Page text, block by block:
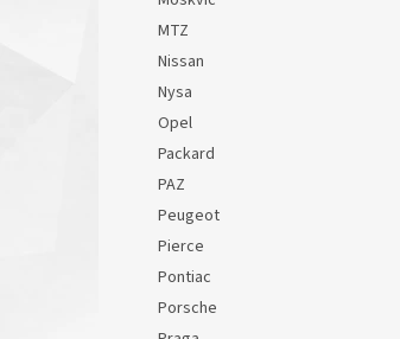
MTZ
Nissan
Nysa
Opel
Packard
PAZ
Peugeot
Pierce
Pontiac
Porsche